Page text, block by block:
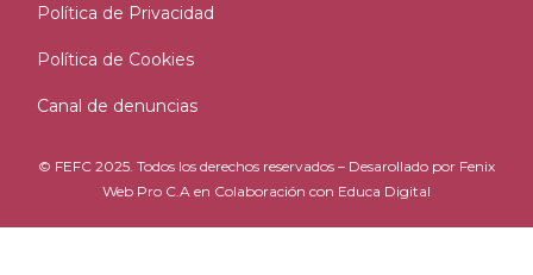
© FEFC 2025. Todos los derechos reservados – Desarollado por Fenix
Web Pro C.A en Colaboración con Educa Digital
Política de Privacidad
Política de Cookies
Canal de denuncias